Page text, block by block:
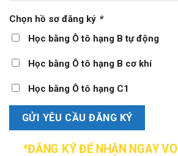
Chọn hồ sơ đăng ký *
Học bằng Ô tô hạng B tự động
Học bằng Ô tô hạng B cơ khí
Học bằng Ô tô hạng C1
*ĐĂNG KÝ ĐỂ NHẬN NGAY